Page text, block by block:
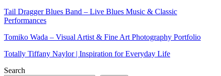
Tail Dragger Blues Band – Live Blues Music & Classic
Performances
Tomiko Wada – Visual Artist & Fine Art Photography Portfolio
Totally Tiffany Naylor | Inspiration for Everyday Life
Search